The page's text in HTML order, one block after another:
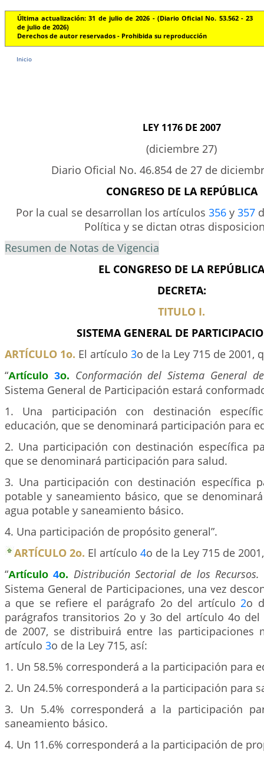
Última actualización: 31 de julio de 2026 - (Diario Oficial No. 53.562 - 23
de julio de 2026)
Derechos de autor reservados - Prohibida su reproducción
Inicio
LEY 1176 DE 2007
(diciembre 27)
Diario Oficial No. 46.854 de 27 de
CONGRESO DE LA REPÚBLICA
Por la cual se desarrollan los artículos 356y 357
Política y se dictan otras
Resumen de Notas de Vigencia
EL CONGRESO DE LA REPÚBLICA
DECRETA:
TITULO I.
SISTEMA GENERAL DE
ARTÍCULO 1o. El artículo 3o de la Ley 715 de 2001,
“Artículo 3o. Conformación del Sistema General
Sistema General de Participación estará
1. Una participación con destinación
educación, que se denominará participación para
2. Una participación con destinación específica
que se denominará participación para salud.
3. Una participación con destinación específica
potable y saneamiento básico, que se
agua potable y saneamiento básico.
4. Una participación de propósito general”.
ARTÍCULO 2o. El artículo 4o de la Ley 715 de
“Artículo4o. Distribución Sectorial de los Recursos.
Sistema General de Participaciones, una vez
a que se refiere el parágrafo 2o del artículo2o
parágrafos transitorios 2o y 3o del artículo 4o del
de 2007, se distribuirá entre las participaciones
artículo 3o de la Ley 715, así:
1. Un 58.5% corresponderá a la participación para
2. Un 24.5% corresponderá a la participación para
3. Un 5.4% corresponderá a la participación
saneamiento básico.
4. Un 11.6% corresponderá a la participación de